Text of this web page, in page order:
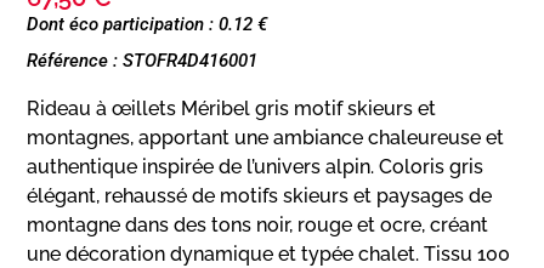
Dont éco participation : 0.12 €
Référence : STOFR4D416001
Rideau à œillets Méribel gris motif skieurs et
montagnes, apportant une ambiance chaleureuse et
authentique inspirée de l’univers alpin. Coloris gris
élégant, rehaussé de motifs skieurs et paysages de
montagne dans des tons noir, rouge et ocre, créant
une décoration dynamique et typée chalet. Tissu 100